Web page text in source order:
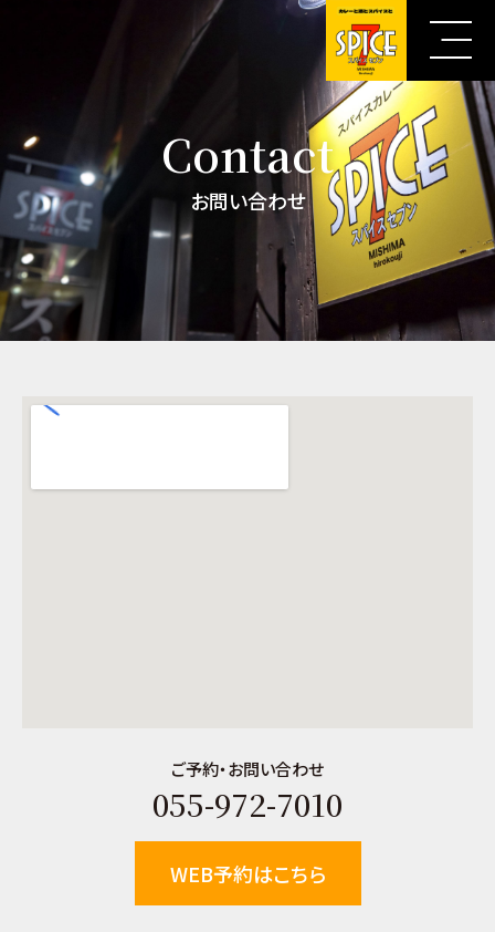
プ
Contact
お問い合わせ
ご予約・お問い合わせ
055-972-7010
WEB予約はこちら